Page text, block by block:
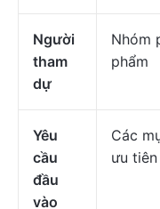
Người
tham
dự
Nhóm
phẩm
Yêu
cầu
đầu
vào
Các
ưu